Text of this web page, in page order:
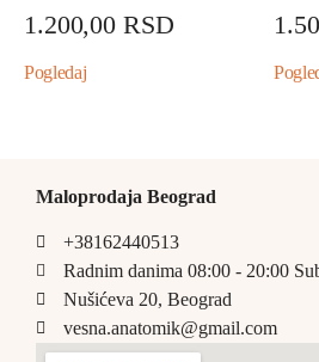
1.200,00RSD
Pogledaj
Maloprodaja Beograd
+38162440513
Radnim danima 08:00 - 20:00
Nušićeva 20, Beograd
vesna.anatomik@gmail.com​